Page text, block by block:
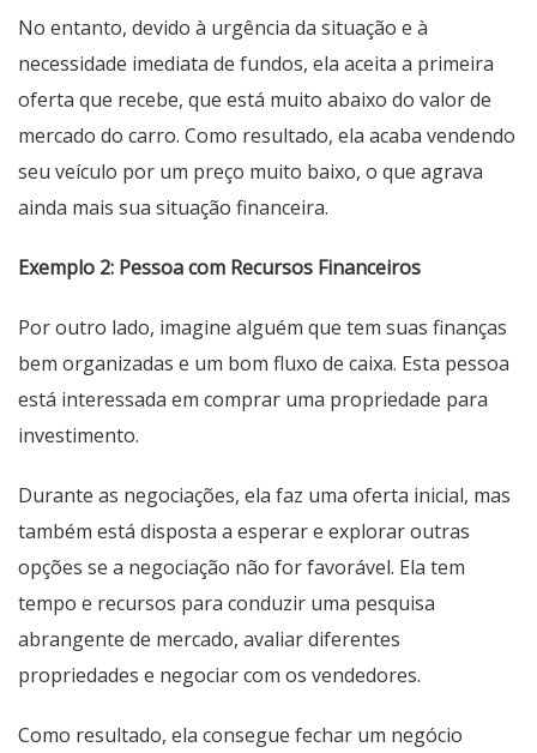
No entanto, devido à urgência da situação e à
necessidade imediata de fundos, ela aceita a primeira
oferta que recebe, que está muito abaixo do valor de
mercado do carro. Como resultado, ela acaba vendendo
seu veículo por um preço muito baixo, o que agrava
ainda mais sua situação financeira.
Exemplo 2: Pessoa com Recursos Financeiros
Por outro lado, imagine alguém que tem suas finanças
bem organizadas e um bom fluxo de caixa. Esta pessoa
está interessada em comprar uma propriedade para
investimento.
Durante as negociações, ela faz uma oferta inicial, mas
também está disposta a esperar e explorar outras
opções se a negociação não for favorável. Ela tem
tempo e recursos para conduzir uma pesquisa
abrangente de mercado, avaliar diferentes
propriedades e negociar com os vendedores.
Como resultado, ela consegue fechar um negócio